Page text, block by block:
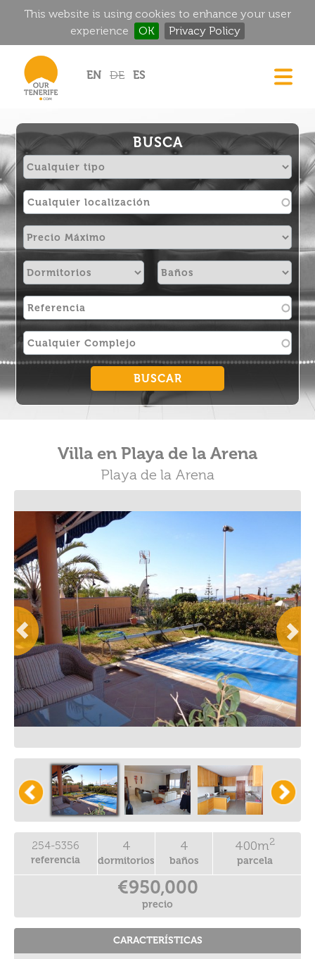
This website is using cookies to enhance your user
experience
OK
Privacy Policy
EN
DE ES
GOURMET
MANSIONES HISTÓRICAS
RINCONES MÁGICOS
GOLF
ALQUILER
DIRECTORIO
BUSCA
Villa en Playa de la Arena
Playa de la Arena
254-5356
referencia
4
dormitorios
4
baños
400m2
parcela
€950,000
precio
CARACTERÍSTICAS